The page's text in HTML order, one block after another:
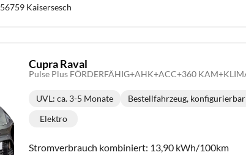
56759 Kaisersesch
Cupra Raval
UVL: ca. 3-5 Monate Bestellfahrzeug, konfigurierbar
Elektro
Stromverbrauch kombiniert: 13,90 kWh/100km